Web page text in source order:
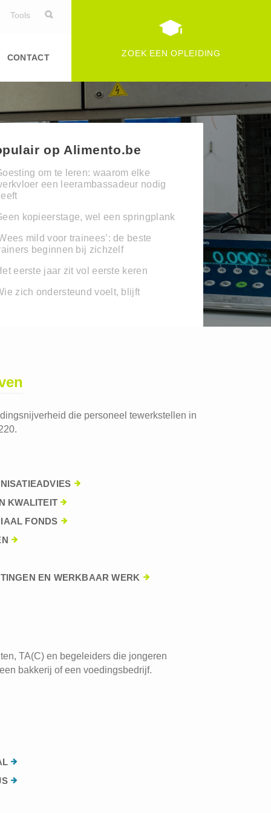
Tools
CONTACT ZOEK EEN OPLEIDING
op Alimento.be
om te leren: waarom elke
een leerambassadeur nodig
kopieerstage, wel een springplank
mild voor trainees’: de beste
beginnen bij zichzelf
eerste jaar zit vol eerste keren
zich ondersteund voelt, blijft
die personeel tewerkstellen in
KWALITEIT
FONDS
EN WERKBAAR WERK
TA(C) en begeleiders die jongeren
bakkerij of een voedingsbedrijf.